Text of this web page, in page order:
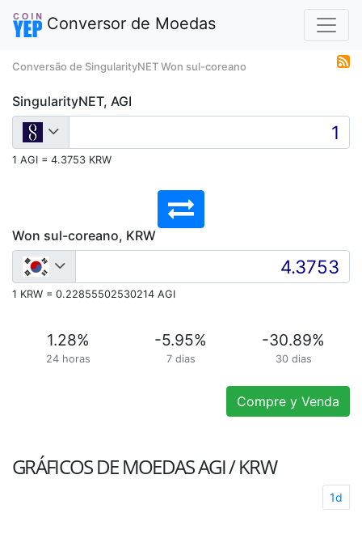
Conversor de Moedas
Conversão de SingularityNET Won sul-coreano
SingularityNET, AGI
1 AGI = 4.3753 KRW
Won sul-coreano, KRW
1 KRW = 0.22855502530214 AGI
1.28%
24 horas
-5.95%
7 dias
-30.89%
30 dias
Compre y Venda
GRÁFICOS DE MOEDASAGI / KRW
1d